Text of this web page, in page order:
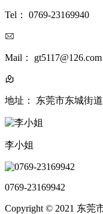
Tel： 0769-23169940
Mail： gt5117@126.com
地址： 东莞市东城街
李小姐
0769-23169942
Copyright © 2021 东莞